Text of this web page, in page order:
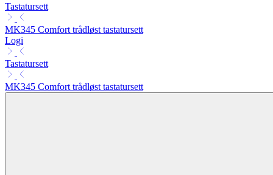
Tastatursett
MK345 Comfort trådløst tastatursett
Logi
Tastatursett
MK345 Comfort trådløst tastatursett